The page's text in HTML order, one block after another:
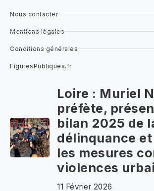
Nous contacter
Mentions légales
Conditions générales
FiguresPubliques.fr
Loire : Muriel
préfète,
bilan 2025 de
délinquance
les mesures
violences
11 Février 2026